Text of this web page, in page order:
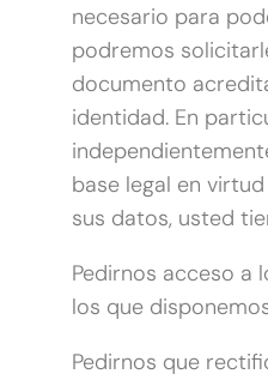
necesario para
podremos
documento
identidad. En
base legal en
sus datos, usted
Pedirnos acceso a
los que
Pedirnos que